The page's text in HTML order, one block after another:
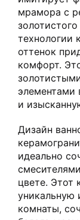
мрамора с
технологии
оттенок
комфорт.
элементами
и
Дизайн
идеально
цвете. Этот
уникальную
комнаты,